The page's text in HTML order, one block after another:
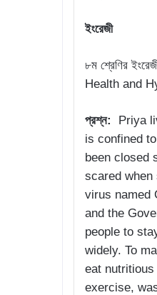
ইংরেজী
৮ম শ্রেণির
Health and
প্রশ্ন: Priya
is confined
been closed
scared when
virus named
and the
people to
widely. To
eat
exercise,